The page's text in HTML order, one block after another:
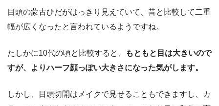
目頭の蒙古ひだがはっきり見えていて、昔と比較して二重
幅が広くなったと言われているようですね。
たしかに10代の頃と比較すると、
もともと目は大きいので
すが、よりハーフ顔っぽい大きさになった気がします。
しかし、目頭切開はメイクで見せることもできますし、カ